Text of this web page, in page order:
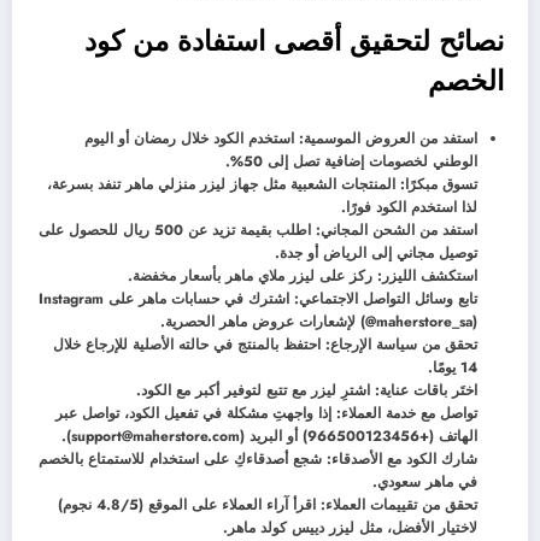
نصائح لتحقيق أقصى استفادة من كود
الخصم
استفد من العروض الموسمية: استخدم الكود خلال رمضان أو اليوم
الوطني لخصومات إضافية تصل إلى 50%.
تسوق مبكرًا: المنتجات الشعبية مثل جهاز ليزر منزلي ماهر تنفد بسرعة،
لذا استخدم الكود فورًا.
استفد من الشحن المجاني: اطلب بقيمة تزيد عن 500 ريال للحصول على
توصيل مجاني إلى الرياض أو جدة.
استكشف الليزر: ركز على ليزر ملاي ماهر بأسعار مخفضة.
تابع وسائل التواصل الاجتماعي: اشترك في حسابات ماهر على Instagram
(@maherstore_sa) لإشعارات عروض ماهر الحصرية.
تحقق من سياسة الإرجاع: احتفظ بالمنتج في حالته الأصلية للإرجاع خلال
14 يومًا.
اختَر باقات عناية: اشترِ ليزر مع تتبع لتوفير أكبر مع الكود.
تواصل مع خدمة العملاء: إذا واجهتِ مشكلة في تفعيل الكود، تواصل عبر
الهاتف (+966500123456) أو البريد (support@maherstore.com).
شارك الكود مع الأصدقاء: شجع أصدقاءكِ على استخدام للاستمتاع بالخصم
في ماهر سعودي.
تحقق من تقييمات العملاء: اقرأ آراء العملاء على الموقع (4.8/5 نجوم)
لاختيار الأفضل، مثل ليزر دييس كولد ماهر.